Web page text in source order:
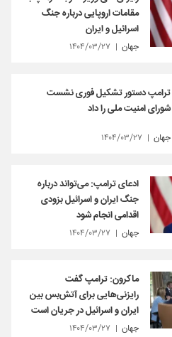
مقامات اروپایی درباره جنگ
اسرائیل و ایران
جهان ۱۴۰۴/۰۳/۲۷
ترامپ دستور تشکیل فوری نشست
شورای امنیت ملی را داد
جهان ۱۴۰۴/۰۳/۲۷
ادعای ترامپ: می‌تواند درباره
جنگ ایران و اسرائیل بزودی
اقدامی انجام شود
جهان ۱۴۰۴/۰۳/۲۷
ماکرون: ترامپ گفت
رایزنی‌هایی برای آتش‌بس بین
ایران و اسرائیل در جریان است
جهان ۱۴۰۴/۰۳/۲۷